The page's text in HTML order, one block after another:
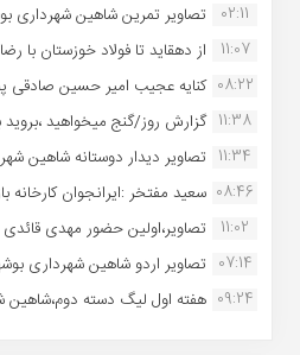
02:11
تصاویر تمرین شاهین شهردارى
11:07
از دهقاید تا فولاد خوزستان با
08:22 کنایه عجیب امیر حسین صادقی
11:38 گزارش روز/گنج میخواهید ،بروید
11:34 تصاویر دیدار دوستانه شاهین
08:46 سعید مفتخر :ایرانجوان کارخانه
11:02
تصاویر،اولین حضور مهدی قائدی
07:14 تصاویر اردو شاهین شهرداری
09:24 هفته اول لیگ دسته دوم،شاهین